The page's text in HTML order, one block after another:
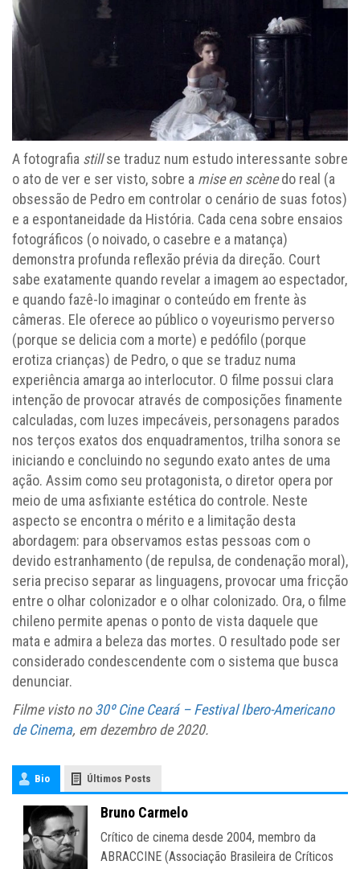
A fotografia stillse traduz num estudo interessante sobre
o ato de ver e ser visto, sobre a mise en scènedo real (a
obsessão de Pedro em controlar o cenário de suas fotos)
e a espontaneidade da História. Cada cena sobre ensaios
fotográficos (o noivado, o casebre e a matança)
demonstra profunda reflexão prévia da direção. Court
sabe exatamente quando revelar a imagem ao espectador,
e quando fazê-lo imaginar o conteúdo em frente às
câmeras. Ele oferece ao público o voyeurismo perverso
(porque se delicia com a morte) e pedófilo (porque
erotiza crianças) de Pedro, o que se traduz numa
experiência amarga ao interlocutor. O filme possui clara
intenção de provocar através de composições finamente
calculadas, com luzes impecáveis, personagens parados
nos terços exatos dos enquadramentos, trilha sonora se
iniciando e concluindo no segundo exato antes de uma
ação. Assim como seu protagonista, o diretor opera por
meio de uma asfixiante estética do controle. Neste
aspecto se encontra o mérito e a limitação desta
abordagem: para observamos estas pessoas com o
devido estranhamento (de repulsa, de condenação moral),
seria preciso separar as linguagens, provocar uma fricção
entre o olhar colonizador e o olhar colonizado. Ora, o filme
chileno permite apenas o ponto de vista daquele que
mata e admira a beleza das mortes. O resultado pode ser
considerado condescendente com o sistema que busca
denunciar.
Filme visto no30º Cine Ceará – Festival Ibero-Americano
de Cinema, em dezembro de 2020.
Bio Últimos Posts
Bruno Carmelo
Crítico de cinema desde 2004, membro da
ABRACCINE (Associação Brasileira de Críticos